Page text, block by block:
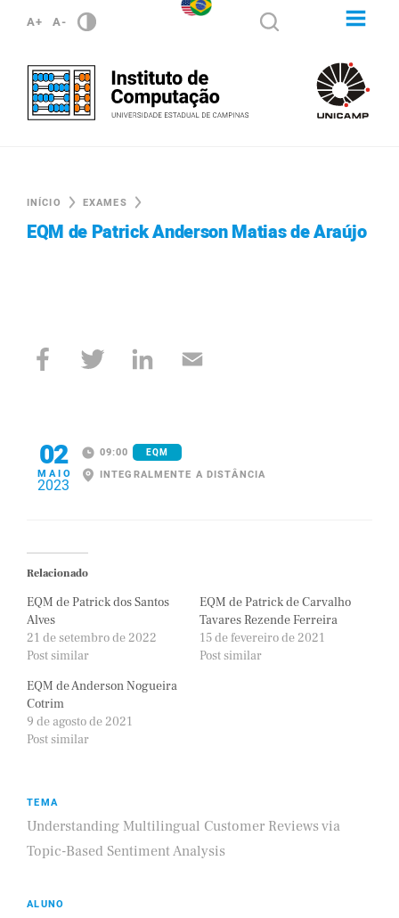
A+ A-
INÍCIO EXAMES
EQM de Patrick Anderson Matias de Araújo
02
MAIO
2023
09:00 EQM
INTEGRALMENTE A DISTÂNCIA
Relacionado
EQM de Patrick dos Santos
Alves
21 de setembro de 2022
Post similar
EQM de Patrick de Carvalho
Tavares Rezende Ferreira
15 de fevereiro de 2021
Post similar
EQM de Anderson Nogueira
Cotrim
9 de agosto de 2021
Post similar
TEMA
Understanding Multilingual Customer Reviews via
Topic-Based Sentiment Analysis
ALUNO